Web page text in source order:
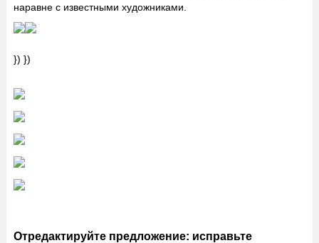
наравне с известными художниками.
}) })
Отредактируйте предложение: исправьте